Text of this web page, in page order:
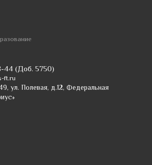
44 (Доб. 5750)
ft.ru
ул. Полевая, д.12, Федеральная